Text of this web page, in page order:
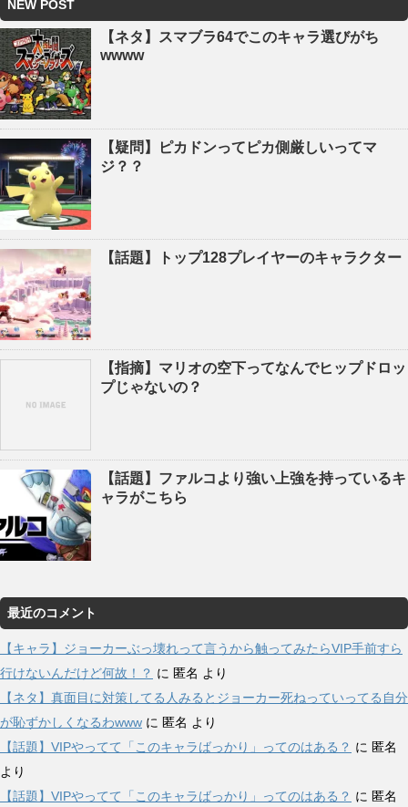
NEW POST
【ネタ】スマブラ64でこのキャラ選びがち
wwww
【疑問】ピカドンってピカ側厳しいってマ
ジ？？
【話題】トップ128プレイヤーのキャラクター
【指摘】マリオの空下ってなんでヒップドロッ
プじゃないの？
【話題】ファルコより強い上強を持っているキ
ャラがこちら
最近のコメント
【キャラ】ジョーカーぶっ壊れって言うから触ってみたらVIP手前すら
行けないんだけど何故！？ に 匿名 より
【ネタ】真面目に対策してる人みるとジョーカー死ねっていってる自分
が恥ずかしくなるわwww に 匿名 より
【話題】VIPやってて「このキャラばっかり」ってのはある？ に 匿名
より
【話題】VIPやってて「このキャラばっかり」ってのはある？ に 匿名